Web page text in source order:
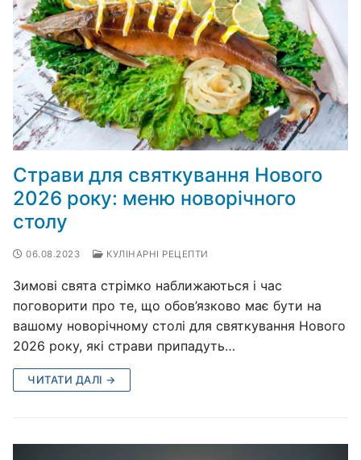
Страви для святкування Нового
2026 року: меню новорічного
столу
06.08.2023 КУЛІНАРНІ РЕЦЕПТИ
Зимові свята стрімко наближаються і час
поговорити про те, що обов’язково має бути на
вашому новорічному столі для святкування Нового
2026 року, які страви припадуть…
ЧИТАТИ ДАЛІ →